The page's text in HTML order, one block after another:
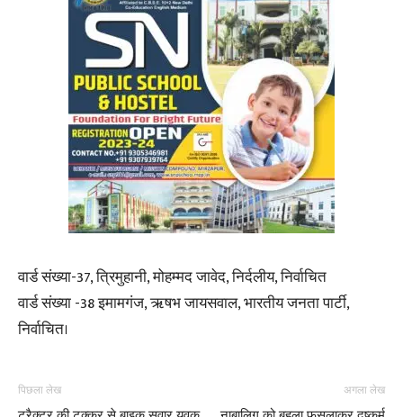
वार्ड संख्या-37, त्रिमुहानी, मोहम्मद जावेद, निर्दलीय, निर्वाचित
वार्ड संख्या -38 इमामगंज, ऋषभ जायसवाल, भारतीय जनता पार्टी,
निर्वाचित।
पिछला लेख अगला लेख